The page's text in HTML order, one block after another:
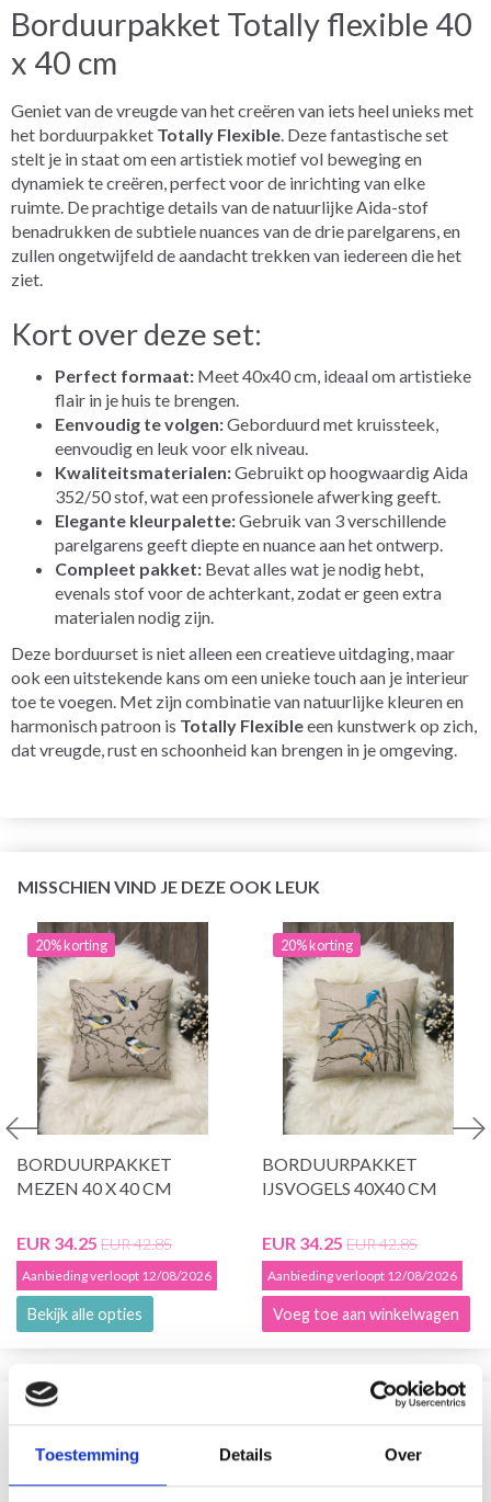
Toestemming Details Over
Borduurpakket Totally flexible 40
x 40 cm
Geniet van de vreugde van het creëren van iets heel unieks met
het borduurpakket Totally Flexible . Deze fantastische set
stelt je in staat om een artistiek motief vol beweging en
dynamiek te creëren, perfect voor de inrichting van elke
ruimte. De prachtige details van de natuurlijke Aida-stof
benadrukken de subtiele nuances van de drie parelgarens, en
zullen ongetwijfeld de aandacht trekken van iedereen die het
ziet.
Kort over deze set:
Perfect formaat: Meet 40x40 cm, ideaal om artistieke
flair in je huis te brengen.
Eenvoudig te volgen:Geborduurd met kruissteek,
eenvoudig en leuk voor elk niveau.
Kwaliteitsmaterialen:Gebruikt op hoogwaardig Aida
352/50 stof, wat een professionele afwerking geeft.
Elegante kleurpalette:Gebruik van 3 verschillende
parelgarens geeft diepte en nuance aan het ontwerp.
Compleet pakket: Bevat alles wat je nodig hebt,
evenals stof voor de achterkant, zodat er geen extra
materialen nodig zijn.
Deze borduurset is niet alleen een creatieve uitdaging, maar
ook een uitstekende kans om een unieke touch aan je interieur
toe te voegen. Met zijn combinatie van natuurlijke kleuren en
harmonisch patroon is Totally Flexibleeen kunstwerk op zich,
dat vreugde, rust en schoonheid kan brengen in je omgeving.
MISSCHIEN VIND JE DEZE OOK LEUK
20% korting
BORDUURPAKKET
MEZEN 40 X 40 CM
EUR 34.25 EUR 42.85
Aanbieding verloopt 12/08/2026
Bekijk alle opties
20% korting
BORDUURPAKKET
IJSVOGELS 40X40 CM
EUR 34.25 EUR 42.85
Aanbieding verloopt 12/08/2026
Voeg toe aan winkelwagen